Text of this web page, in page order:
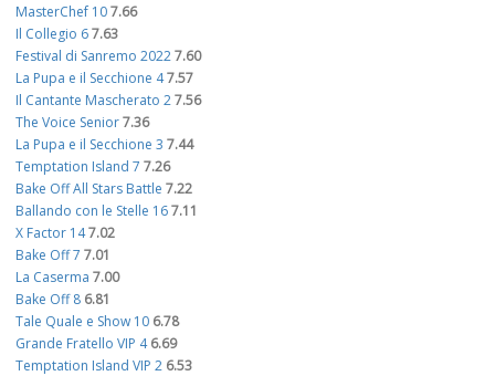
MasterChef 107.66
Il Collegio 67.63
Festival di Sanremo 20227.60
La Pupa e il Secchione 47.57
Il Cantante Mascherato 27.56
The Voice Senior7.36
La Pupa e il Secchione 3 7.44
Temptation Island 7 7.26
Bake Off All Stars Battle 7.22
Ballando con le Stelle 167.11
X Factor 147.02
Bake Off 7 7.01
La Caserma 7.00
Bake Off 8 6.81
Tale Quale e Show 10 6.78
Grande Fratello VIP 4 6.69
Temptation Island VIP 2 6.53